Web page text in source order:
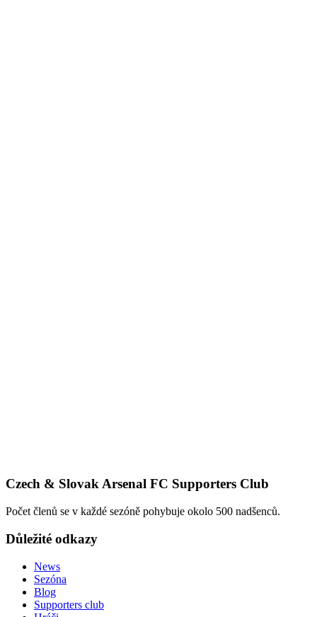
Czech & Slovak Arsenal FC Supporters Club
Počet členů se v každé sezóně pohybuje okolo 500 nadšenců.
Důležité odkazy
News
Sezóna
Blog
Supporters club